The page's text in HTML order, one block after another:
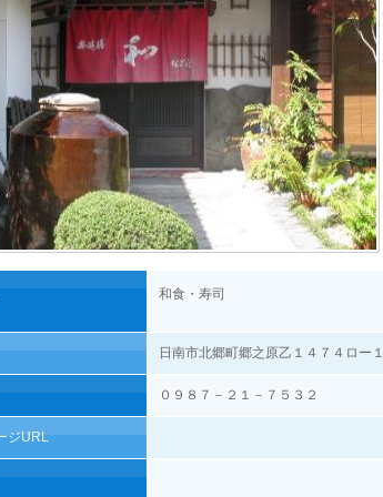
和食・寿司
日南市北郷町郷之原乙１４７４ロー１
０９８７－２１－７５３２
ジURL